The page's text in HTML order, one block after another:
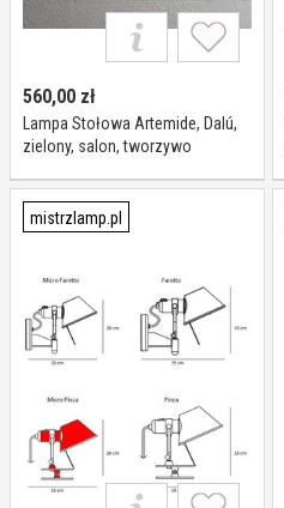
560,00 zł
Lampa Stołowa Artemide, Dalú,
zielony, salon, tworzywo
mistrzlamp.pl